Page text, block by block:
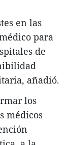
en las
para
de
añadió.
los
médicos